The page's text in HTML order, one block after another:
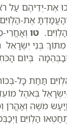
אֶת-יְדֵיהֶם
אֶת-הַלְוִיִּם
טו
מִתּוֹךְ בְּנֵי
בְּיוֹם
תַּחַת כָּל-
בְּאֹהֶל
וַיַּעַשׂ מֹשֶׁה וְאַהֲרֹן
הַלְוִיִּם